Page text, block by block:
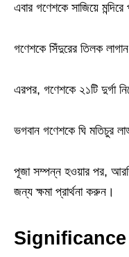
এবার গণেশকে সাজিয়ে
গণেশকে সিঁদুরের তিলক
এরপর, গণেশকে ২১টি দুর্গা
ভগবান গণেশকে ঘি মতিচুর
পূজা সম্পন্ন হওয়ার পর,
জন্য ক্ষমা প্রার্থনা করুন।